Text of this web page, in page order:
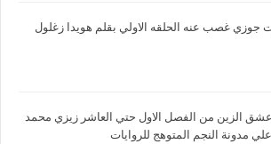
جوزي غصب عنه الحلقه الاولي بقلم هويدا زغلول
عشق الزين من الفصل الاول حتي العاشر زيزي محمد
مدونة النجم المتوهج للروايات